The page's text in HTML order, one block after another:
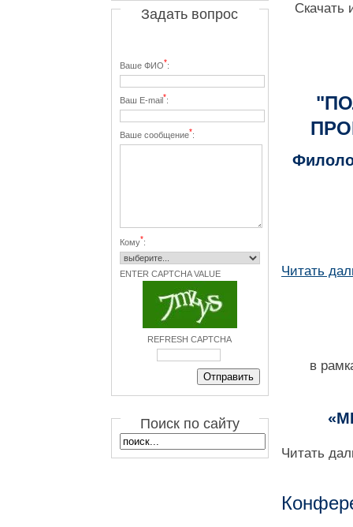
Задать вопрос
Ваше ФИО*:
Ваш E-mail*:
Ваше сообщение*:
Кому*:
ENTER CAPTCHA VALUE
REFRESH CAPTCHA
Поиск по сайту
Скачать
Читать
в
Читать